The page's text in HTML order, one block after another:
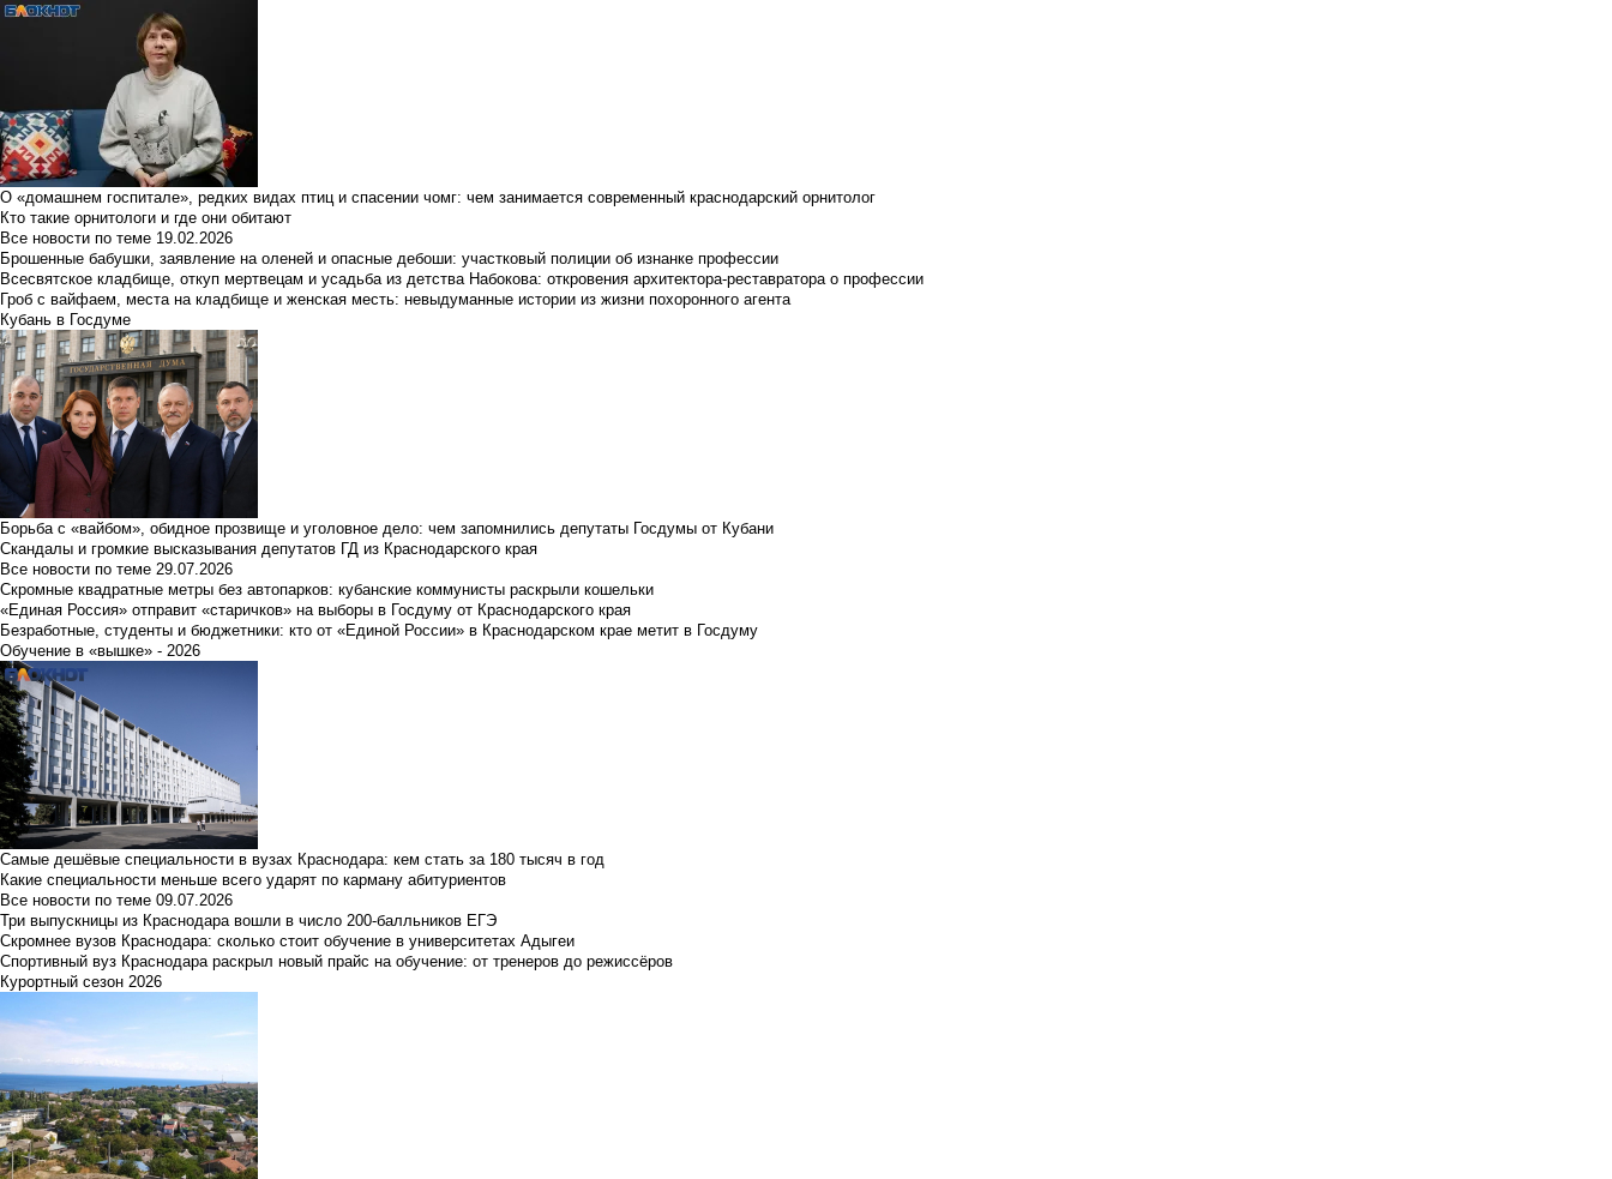
О «домашнем госпитале», редких видах птиц и спасении чомг: чем занимается современный краснодарский орнитолог
Кто такие орнитологи и где они обитают
Все новости по теме 19.02.2026
Брошенные бабушки, заявление на оленей и опасные дебоши: участковый полиции об изнанке профессии
Всесвятское кладбище, откуп мертвецам и усадьба из детства Набокова: откровения архитектора-реставратора о профессии
Гроб с вайфаем, места на кладбище и женская месть: невыдуманные истории из жизни похоронного агента
Кубань в Госдуме
Борьба с «вайбом», обидное прозвище и уголовное дело: чем запомнились депутаты Госдумы от Кубани
Скандалы и громкие высказывания депутатов ГД из Краснодарского края
Все новости по теме 29.07.2026
Скромные квадратные метры без автопарков: кубанские коммунисты раскрыли кошельки
«Единая Россия» отправит «старичков» на выборы в Госдуму от Краснодарского края
Безработные, студенты и бюджетники: кто от «Единой России» в Краснодарском крае метит в Госдуму
Обучение в «вышке» - 2026
Самые дешёвые специальности в вузах Краснодара: кем стать за 180 тысяч в год
Какие специальности меньше всего ударят по карману абитуриентов
Все новости по теме 09.07.2026
Три выпускницы из Краснодара вошли в число 200-балльников ЕГЭ
Скромнее вузов Краснодара: сколько стоит обучение в университетах Адыгеи
Спортивный вуз Краснодара раскрыл новый прайс на обучение: от тренеров до режиссёров
Курортный сезон 2026